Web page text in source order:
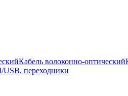
Кабель волоконно-оптический
переходники